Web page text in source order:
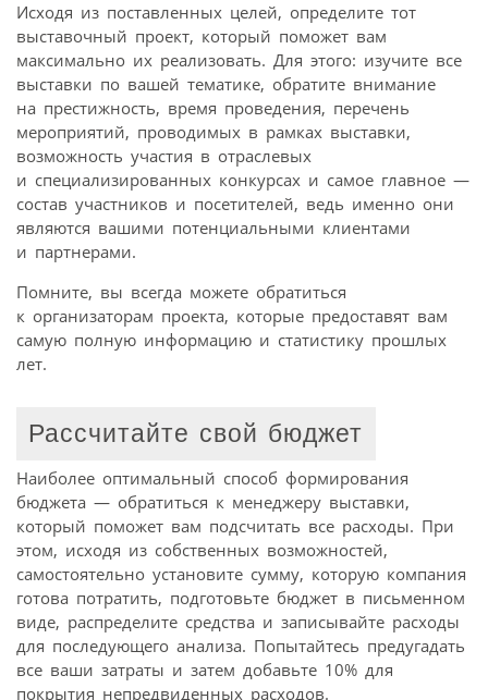
Исходя из поставленных целей, определите тот
выставочный проект, который поможет вам
максимально их реализовать. Для этого: изучите все
выставки по вашей тематике, обратите внимание
на престижность, время проведения, перечень
мероприятий, проводимых в рамках выставки,
возможность участия в отраслевых
и специализированных конкурсах и самое главное —
состав участников и посетителей, ведь именно они
являются вашими потенциальными клиентами
и партнерами.
Помните, вы всегда можете обратиться
к организаторам проекта, которые предоставят вам
самую полную информацию и статистику прошлых
лет.
Рассчитайте свой бюджет
Наиболее оптимальный способ формирования
бюджета — обратиться к менеджеру выставки,
который поможет вам подсчитать все расходы. При
этом, исходя из собственных возможностей,
самостоятельно установите сумму, которую компания
готова потратить, подготовьте бюджет в письменном
виде, распределите средства и записывайте расходы
для последующего анализа. Попытайтесь предугадать
все ваши затраты и затем добавьте 10% для
покрытия непредвиденных расходов.